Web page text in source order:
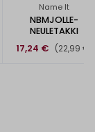
Name It
NBMJOLLE-
NEULETAKKI
17,24 €
(22,99 €)